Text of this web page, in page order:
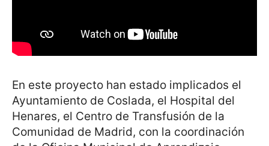
En este proyecto han estado implicados el
Ayuntamiento de Coslada, el Hospital del
Henares, el Centro de Transfusión de la
Comunidad de Madrid, con la coordinación